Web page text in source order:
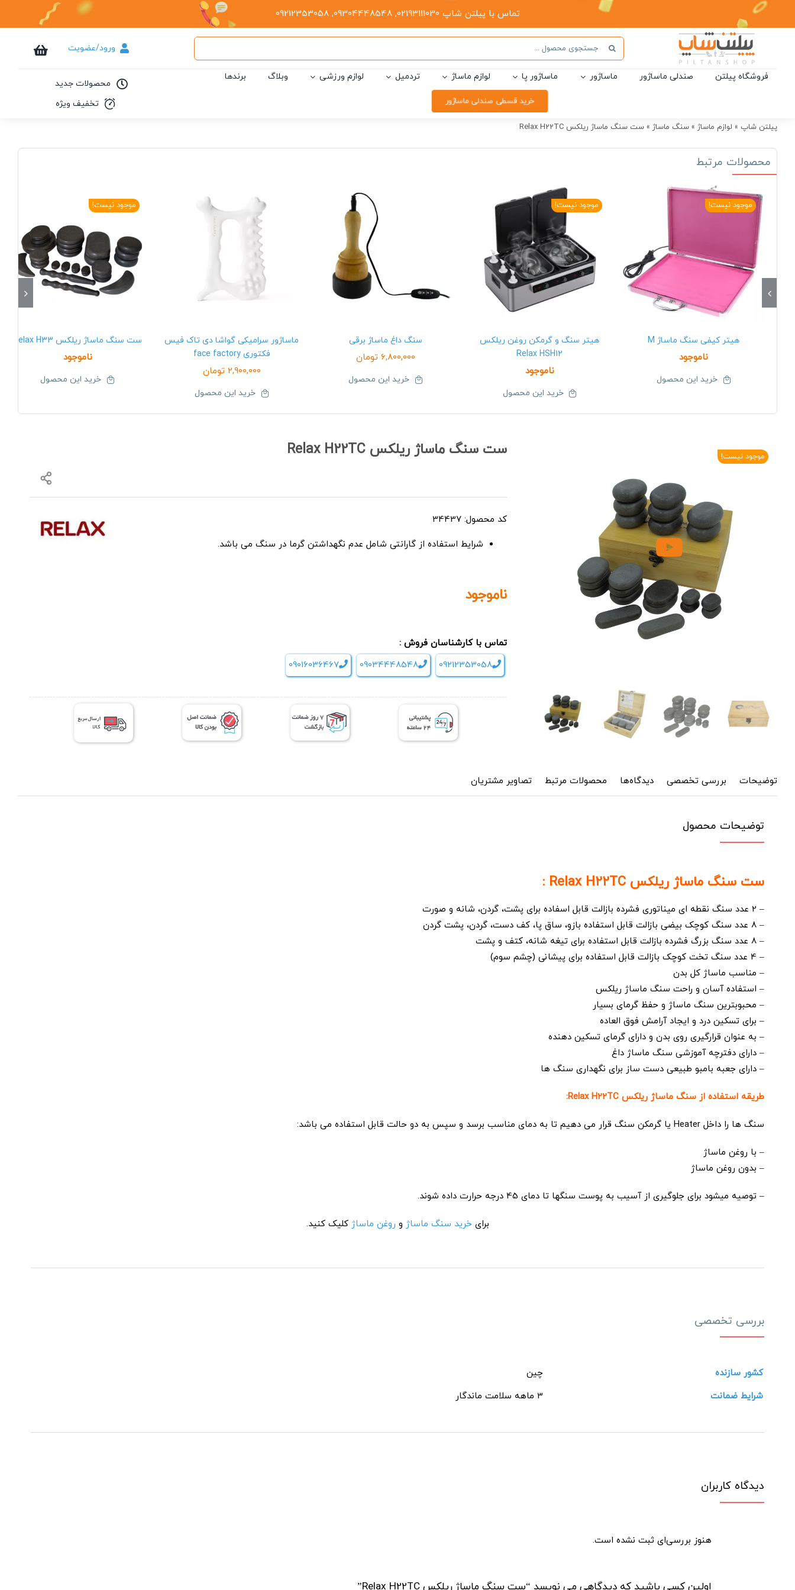
تماس با پیلتن شاپ 02193111030, 09304448548, 09212353058
جستجو
برای:
ورود/عضویت
فروشگاه پیلتن صندلی ماساژور ماساژور ماساژور پا لوازم ماساژ تردمیل لوازم ورزشی وبلاگ برندها
خرید قسطی صندلی ماساژور
محصولات جدید
تخفیف ویژه
پیلتن شاپ » لوازم ماساژ » سنگ ماساژ » ست سنگ ماساژ ریلکس Relax H22TC
محصولات مرتبط
موجود نیست!
هیتر کیفی سنگ ماساژ M
ناموجود
خرید این محصول
موجود نیست!
هیتر سنگ و گرمکن روغن ریلکس
Relax HSH12
ناموجود
خرید این محصول
سنگ داغ ماساژ برقی
6,800,000 تومان
خرید این محصول
ماساژور سرامیکی گواشا دی تاک فیس
فکتوری face factory
2,900,000 تومان
خرید این محصول
موجود نیست!
ست سنگ ماساژ ریلکس Relax H33
ناموجود
خرید این محصول
موجود نیست! ست سنگ ماساژ ریلکس Relax H22TC
کد محصول: 34437
شرایط استفاده از گارانتی شامل عدم نگهداشتن گرما در سنگ می باشد.
ناموجود
تماس با کارشناسان فروش :
09212353058
09034448548
09016036467
توضیحات بررسی تخصصی دیدگاه‌ها محصولات مرتبط تصاویر مشتریان
توضیحات محصول
ست سنگ ماساژ ریلکس Relax H22TC :
– 2 عدد سنگ نقطه ای میناتوری فشرده بازالت قابل اسفاده برای پشت، گردن، شانه و صورت
– 8 عدد سنگ کوچک بیضی بازالت قابل استفاده بازو، ساق پا، کف دست، گردن، پشت گردن
– 8 عدد سنگ بزرگ فشرده بازالت قابل استفاده برای تیغه شانه، کتف و پشت
– 4 عدد سنگ تخت کوچک بازالت قابل استفاده برای پیشانی (چشم سوم)
– مناسب ماساژ کل بدن
– استفاده آسان و راحت سنگ ماساژ ریلکس
– محبوبترین سنگ ماساژ و حفظ گرمای بسیار
– برای تسکین درد و ایجاد آرامش فوق العاده
– به عنوان قرارگیری روی بدن و دارای گرمای تسکین دهنده
– دارای دفترچه آموزشی سنگ ماساژ داغ
– دارای جعبه بامبو طبیعی دست ساز برای نگهداری سنگ ها
طریقه استفاده از سنگ ماساژ ریلکس Relax H22TC:
سنگ ها را داخل Heater یا گرمکن سنگ قرار می دهیم تا به دمای مناسب برسد و سپس به دو حالت قابل استفاده می باشد:
– با روغن ماساژ
– بدون روغن ماساژ
– توصیه میشود برای جلوگیری از آسیب به پوست سنگها تا دمای 45 درجه حرارت داده شوند.
برای خرید سنگ ماساژ و روغن ماساژ کلیک کنید.
بررسی تخصصی
کشور سازنده
چین
شرایط ضمانت
3 ماهه سلامت ماندگار
دیدگاه کاربران
هنوز بررسی‌ای ثبت نشده است.
اولین کسی باشید که دیدگاهی می نویسد “ست سنگ ماساژ ریلکس Relax H22TC”